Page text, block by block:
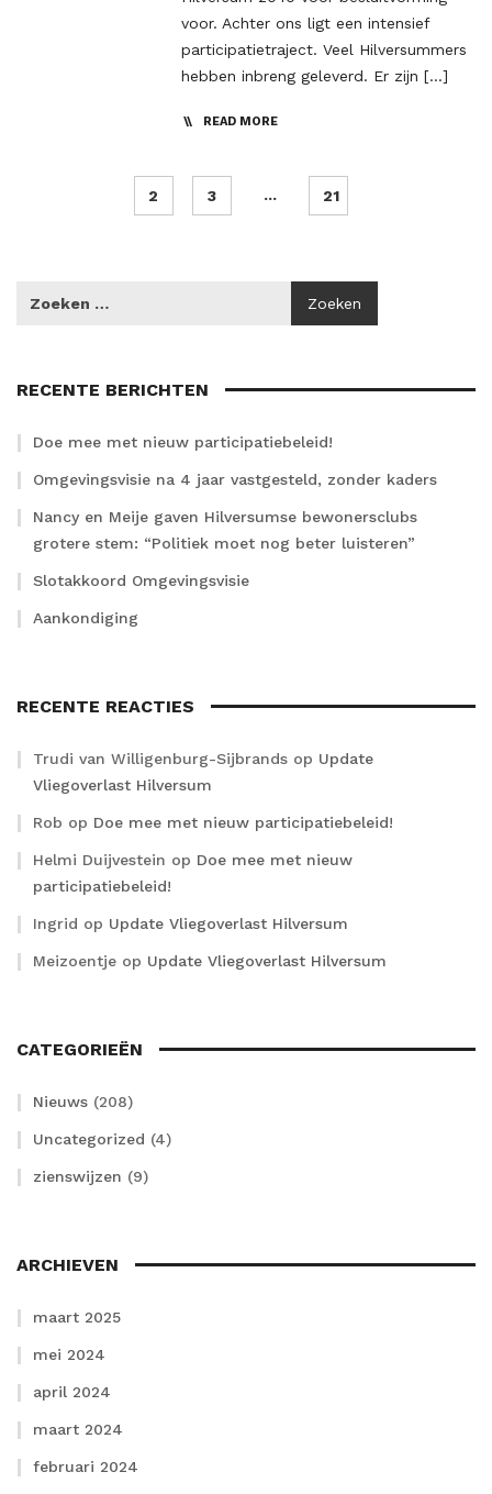
voor. Achter ons ligt een intensief
participatietraject. Veel Hilversummers
hebben inbreng geleverd. Er zijn […]
READ MORE
2 3 ... 21
RECENTE BERICHTEN
Doe mee met nieuw participatiebeleid!
Omgevingsvisie na 4 jaar vastgesteld, zonder kaders
Nancy en Meije gaven Hilversumse bewonersclubs
grotere stem: “Politiek moet nog beter luisteren”
Slotakkoord Omgevingsvisie
Aankondiging
RECENTE REACTIES
Trudi van Willigenburg-Sijbrands op Update
Vliegoverlast Hilversum
Rob op Doe mee met nieuw participatiebeleid!
Helmi Duijvestein op Doe mee met nieuw
participatiebeleid!
Ingrid op Update Vliegoverlast Hilversum
Meizoentje op Update Vliegoverlast Hilversum
CATEGORIEËN
Nieuws (208)
Uncategorized (4)
zienswijzen (9)
ARCHIEVEN
maart 2025
mei 2024
april 2024
maart 2024
februari 2024